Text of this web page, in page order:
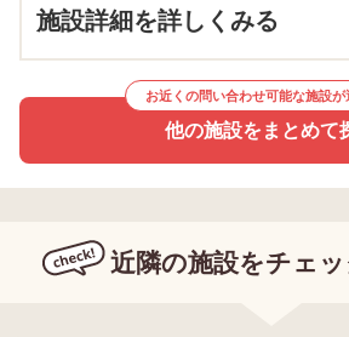
施設詳細を詳しくみる
お近くの問い合わせ可能な施設が
他の施設をまとめて
近隣の施設をチェ